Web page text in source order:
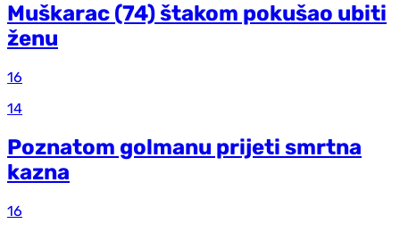
Muškarac (74) štakom pokušao ubiti
ženu
16
14
Poznatom golmanu prijeti smrtna
kazna
16